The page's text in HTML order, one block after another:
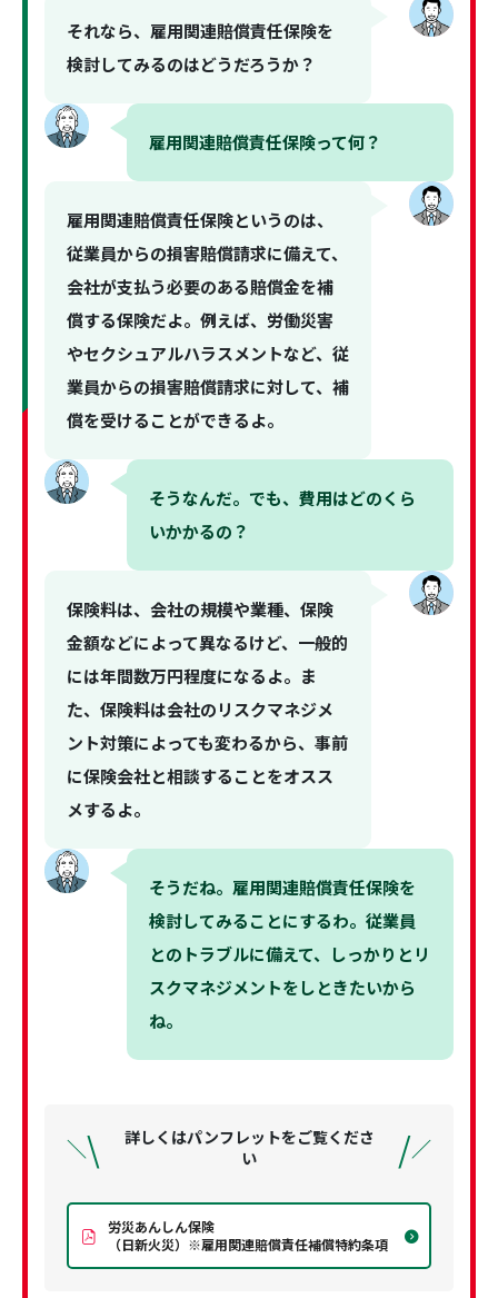
それなら、雇用関連賠償責任保険を
検討してみるのはどうだろうか？
雇用関連賠償責任保険って何？
雇用関連賠償責任保険というのは、
従業員からの損害賠償請求に備えて、
会社が支払う必要のある賠償金を補
償する保険だよ。例えば、労働災害
やセクシュアルハラスメントなど、従
業員からの損害賠償請求に対して、補
償を受けることができるよ。
そうなんだ。でも、費用はどのくら
いかかるの？
保険料は、会社の規模や業種、保険
金額などによって異なるけど、一般的
には年間数万円程度になるよ。ま
た、保険料は会社のリスクマネジメ
ント対策によっても変わるから、事前
に保険会社と相談することをオスス
メするよ。
そうだね。雇用関連賠償責任保険を
検討してみることにするわ。従業員
とのトラブルに備えて、しっかりとリ
スクマネジメントをしときたいから
ね。
＼\
詳しくはパンフレットをご覧くださ
い
/／
労災あんしん保険
（日新火災）※雇用関連賠償責任補償特約条項